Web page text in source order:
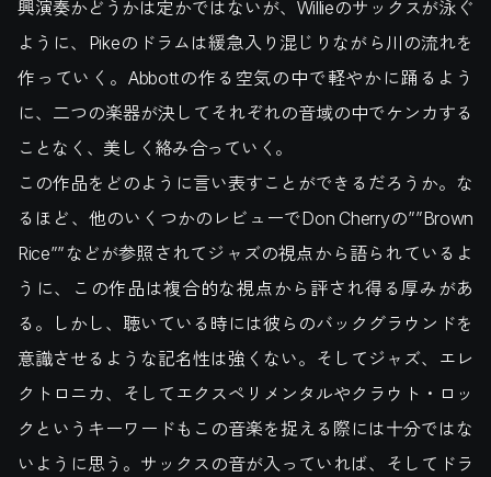
興演奏かどうかは定かではないが、Willieのサックスが泳ぐ
ように、Pikeのドラムは緩急入り混じりながら川の流れを
作っていく。Abbottの作る空気の中で軽やかに踊るよう
に、二つの楽器が決してそれぞれの音域の中でケンカする
ことなく、美しく絡み合っていく。
この作品をどのように言い表すことができるだろうか。な
るほど、他のいくつかのレビューでDon Cherryの””Brown
Rice””などが参照されてジャズの視点から語られているよ
うに、この作品は複合的な視点から評され得る厚みがあ
る。しかし、聴いている時には彼らのバックグラウンドを
意識させるような記名性は強くない。そしてジャズ、エレ
クトロニカ、そしてエクスペリメンタルやクラウト・ロッ
クというキーワードもこの音楽を捉える際には十分ではな
いように思う。サックスの音が入っていれば、そしてドラ